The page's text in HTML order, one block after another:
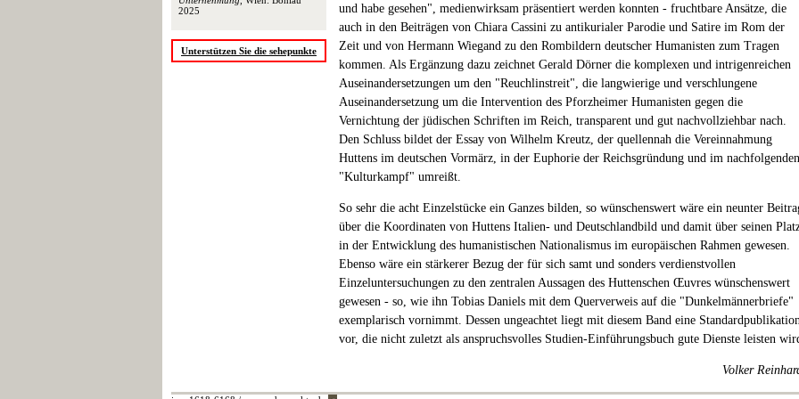
2025
Unterstützen Sie die sehepunkte
und habe gesehen", medienwirksam präsentiert werden konnten - fruchtbare Ansätze, die
auch in den Beiträgen von Chiara Cassini zu antikurialer Parodie und Satire im Rom der
Zeit und von Hermann Wiegand zu den Rombildern deutscher Humanisten zum Tragen
kommen. Als Ergänzung dazu zeichnet Gerald Dörner die komplexen und intrigenreichen
Auseinandersetzungen um den "Reuchlinstreit", die langwierige und verschlungene
Auseinandersetzung um die Intervention des Pforzheimer Humanisten gegen die
Vernichtung der jüdischen Schriften im Reich, transparent und gut nachvollziehbar nach.
Den Schluss bildet der Essay von Wilhelm Kreutz, der quellennah die Vereinnahmung
Huttens im deutschen Vormärz, in der Euphorie der Reichsgründung und im nachfolgenden
"Kulturkampf" umreißt.
So sehr die acht Einzelstücke ein Ganzes bilden, so wünschenswert wäre ein neunter
über die Koordinaten von Huttens Italien- und Deutschlandbild und damit über seinen
in der Entwicklung des humanistischen Nationalismus im europäischen Rahmen gewesen.
Ebenso wäre ein stärkerer Bezug der für sich samt und sonders verdienstvollen
Einzeluntersuchungen zu den zentralen Aussagen des Huttenschen Œuvres wünschenswert
gewesen - so, wie ihn Tobias Daniels mit dem Querverweis auf die "Dunkelmännerbriefe"
exemplarisch vornimmt. Dessen ungeachtet liegt mit diesem Band eine
vor, die nicht zuletzt als anspruchsvolles Studien-Einführungsbuch gute Dienste leisten
Volker